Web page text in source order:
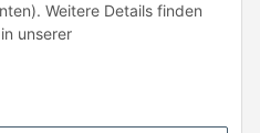
Weitere Details finden
unserer